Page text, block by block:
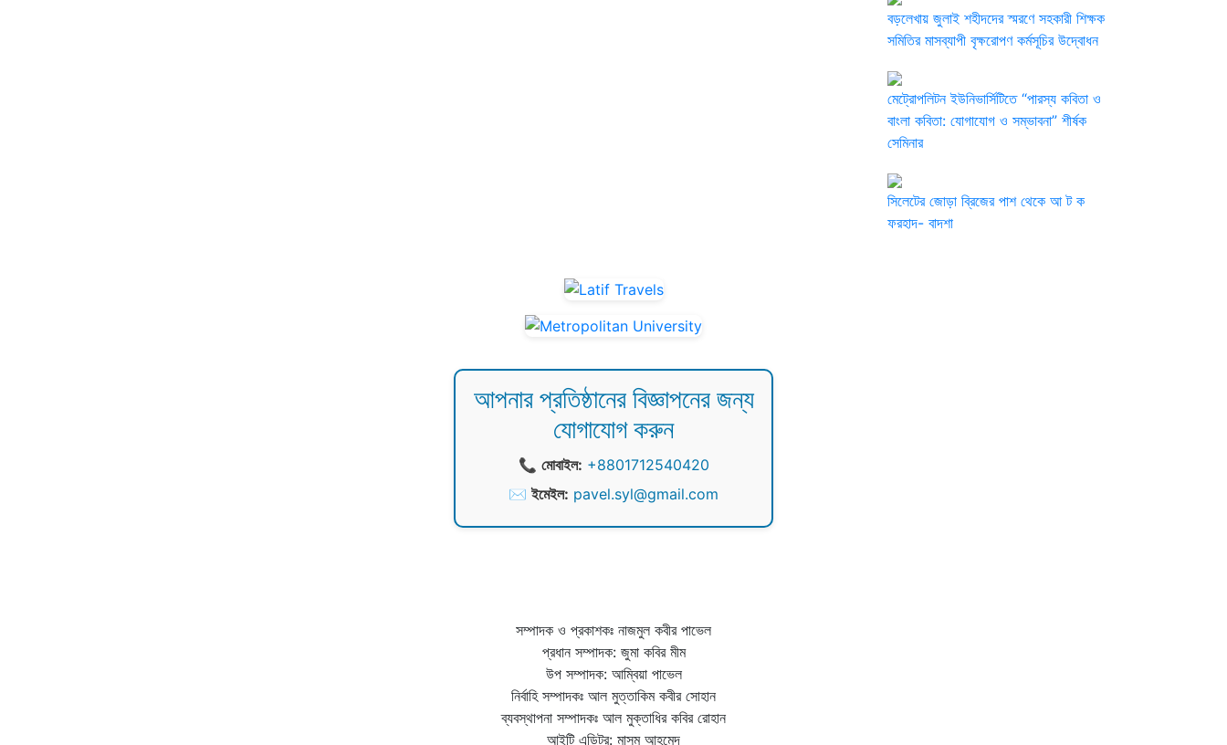
বড়লেখায় জুলাই শহীদদের স্মরণে সহকারী শিক্ষক
সমিতির মাসব্যাপী বৃক্ষরোপণ কর্মসূচির উদ্বোধন
মেট্রোপলিটন ইউনিভার্সিটিতে “পারস্য কবিতা ও
বাংলা কবিতা: যোগাযোগ ও সম্ভাবনা” শীর্ষক
সেমিনার
সিলেটের জোড়া ব্রিজের পাশ থেকে আ ট ক
ফরহাদ- বাদশা
আপনার প্রতিষ্ঠানের বিজ্ঞাপনের জন্য
যোগাযোগ করুন
📞 মোবাইল: +8801712540420
✉️ইমেইল: pavel.syl@gmail.com
সম্পাদক ও প্রকাশকঃ নাজমুল কবীর পাভেল
প্রধান সম্পাদক: জুমা কবির মীম
উপ সম্পাদক: আম্বিয়া পাভেল
নির্বাহি সম্পাদকঃ আল মুত্তাকিম কবীর সোহান
ব্যবস্থাপনা সম্পাদকঃ আল মুক্তাধির কবির রোহান
আইটি এডিটর: মাসুম আহমেদ